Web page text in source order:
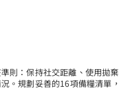
則：保持社交距離、使用拋棄
。規劃妥善的16項備糧清單，